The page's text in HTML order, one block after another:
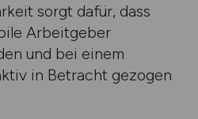
sorgt dafür, dass
Arbeitgeber
und bei einem
in Betracht gezogen